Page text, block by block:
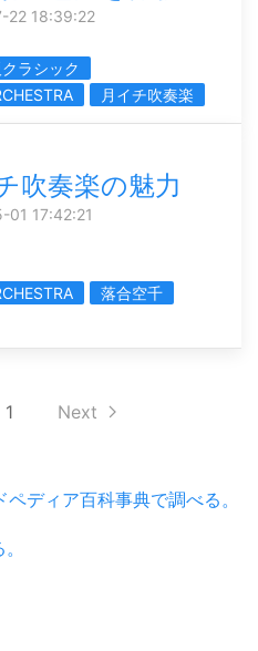
22 18:39:22
ラシック
月イチ吹奏楽
吹奏楽の魅力
01 17:42:21
落合空千
1 Next
ディア百科事典で調べる。